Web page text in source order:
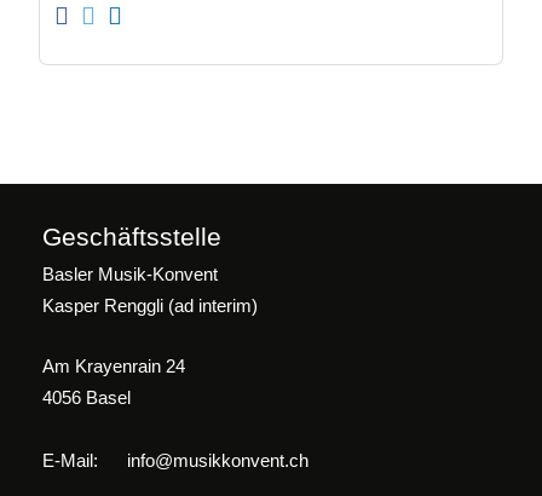
Geschäftsstelle
Basler Musik-Konvent
Kasper Renggli (ad interim)
Am Krayenrain 24
4056 Basel
E-Mail: info@musikkonvent.ch